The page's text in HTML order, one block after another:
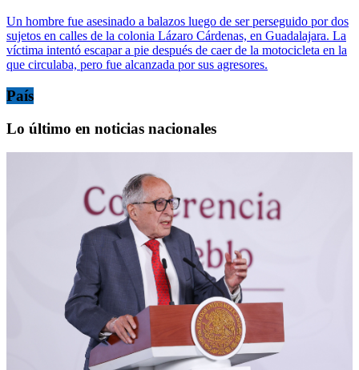
Un hombre fue asesinado a balazos luego de ser perseguido por dos
sujetos en calles de la colonia Lázaro Cárdenas, en Guadalajara. La
víctima intentó escapar a pie después de caer de la motocicleta en la
que circulaba, pero fue alcanzada por sus agresores.
País
Lo último en noticias nacionales